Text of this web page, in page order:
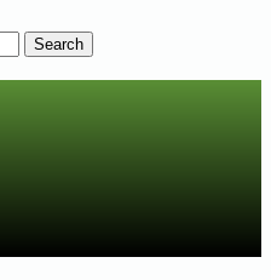
politik